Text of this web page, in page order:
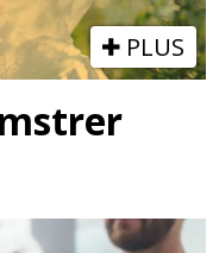
PLUS